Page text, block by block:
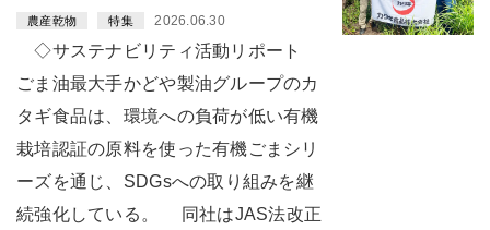
農産乾物 特集 2026.06.30
◇サステナビリティ活動リポート
ごま油最大手かどや製油グループのカ
タギ食品は、環境への負荷が低い有機
栽培認証の原料を使った有機ごまシリ
ーズを通じ、SDGsへの取り組みを継
続強化している。 同社はJAS法改正